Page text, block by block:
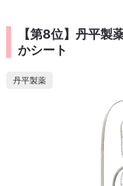
【第8位】丹平製
かシート
丹平製薬